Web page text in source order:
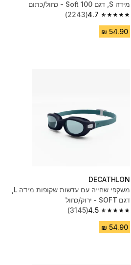
מידה S, דגם Soft 100 - כחול/כתום
4.7
4.7 out of 5 stars from 2243 reviews
(2243)
DECATHLON
דגם SOFT - ירוק/כחול
4.5
4.5 out of 5 stars from 3145 reviews
(3145)